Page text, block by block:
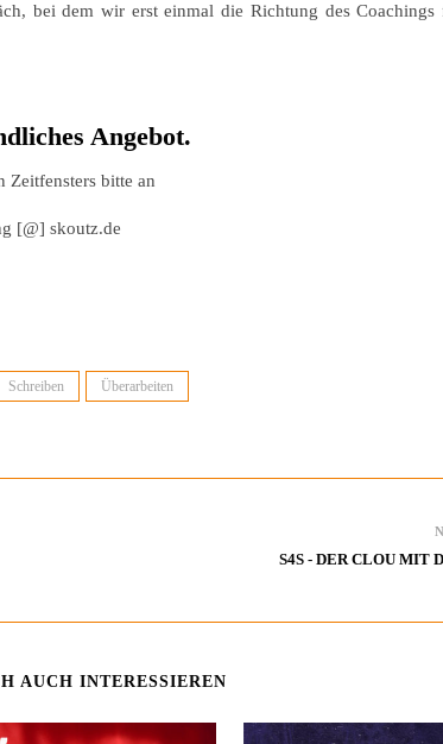
bei dem wir erst einmal die Richtung des Coachings
Angebot.
Zeitfensters bitte an
[@] skoutz.de
Schreiben Überarbeiten
S4S - DER CLOU MIT
AUCH INTERESSIEREN